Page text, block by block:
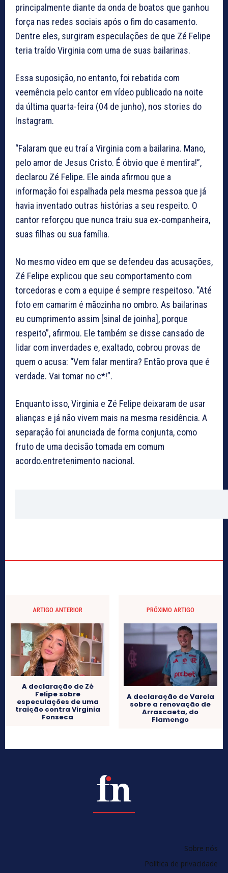
principalmente diante da onda de boatos que ganhou
força nas redes sociais após o fim do casamento.
Dentre eles, surgiram especulações de que Zé Felipe
teria traído Virginia com uma de suas bailarinas.
Essa suposição, no entanto, foi rebatida com
veemência pelo cantor em vídeo publicado na noite
da última quarta-feira (04 de junho), nos stories do
Instagram.
“Falaram que eu traí a Virginia com a bailarina. Mano,
pelo amor de Jesus Cristo. É óbvio que é mentira!”,
declarou Zé Felipe. Ele ainda afirmou que a
informação foi espalhada pela mesma pessoa que já
havia inventado outras histórias a seu respeito. O
cantor reforçou que nunca traiu sua ex-companheira,
suas filhas ou sua família.
No mesmo vídeo em que se defendeu das acusações,
Zé Felipe explicou que seu comportamento com
torcedoras e com a equipe é sempre respeitoso. “Até
foto em camarim é mãozinha no ombro. As bailarinas
eu cumprimento assim [sinal de joinha], porque
respeito”, afirmou. Ele também se disse cansado de
lidar com inverdades e, exaltado, cobrou provas de
quem o acusa: “Vem falar mentira? Então prova que é
verdade. Vai tomar no c*!”.
Enquanto isso, Virginia e Zé Felipe deixaram de usar
alianças e já não vivem mais na mesma residência. A
separação foi anunciada de forma conjunta, como
fruto de uma decisão tomada em comum
acordo.entretenimento nacional.
ARTIGO ANTERIOR
A declaração de Zé
Felipe sobre
especulações de uma
traição contra Virginia
Fonseca
PRÓXIMO ARTIGO
A declaração de Varela
sobre a renovação de
Arrascaeta, do
Flamengo
Sobre nós
Política de privacidade